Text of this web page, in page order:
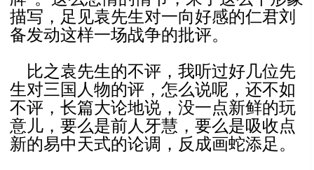
描写，足见袁先生对一向好感的仁君刘
备发动这样一场战争的批评。
比之袁先生的不评，我听过好几位先
生对三国人物的评，怎么说呢，还不如
不评，长篇大论地说，没一点新鲜的玩
意儿，要么是前人牙慧，要么是吸收点
新的易中天式的论调，反成画蛇添足。